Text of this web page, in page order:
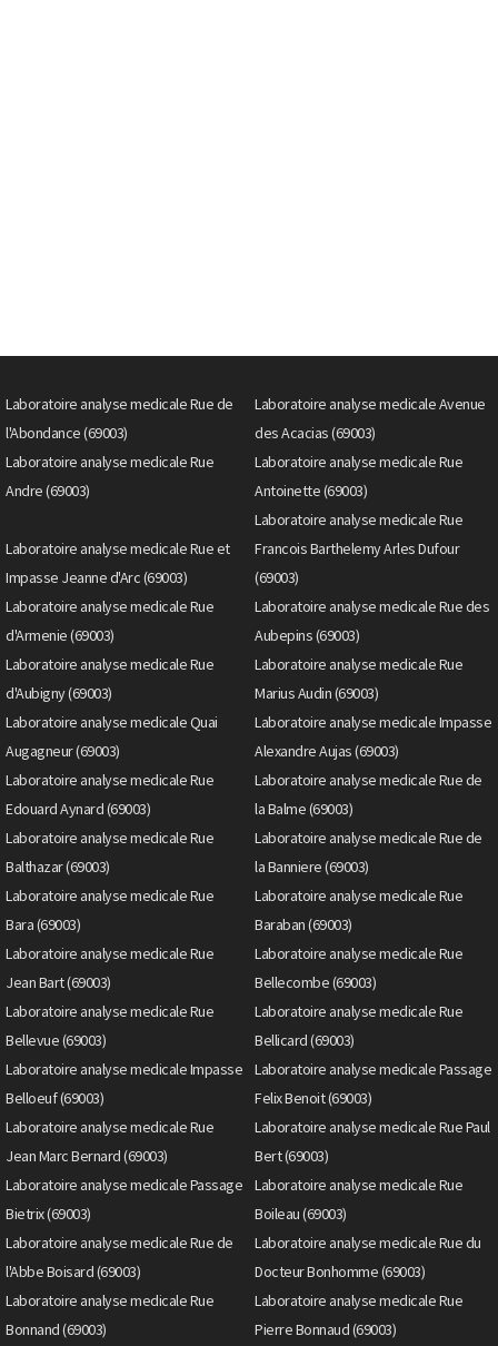
Laboratoire analyse medicale Rue de
l'Abondance (69003)
Laboratoire analyse medicale Avenue
des Acacias (69003)
Laboratoire analyse medicale Rue
Andre (69003)
Laboratoire analyse medicale Rue
Antoinette (69003)
Laboratoire analyse medicale Rue et
Impasse Jeanne d'Arc (69003)
Laboratoire analyse medicale Rue
Francois Barthelemy Arles Dufour
(69003)
Laboratoire analyse medicale Rue
d'Armenie (69003)
Laboratoire analyse medicale Rue des
Aubepins (69003)
Laboratoire analyse medicale Rue
d'Aubigny (69003)
Laboratoire analyse medicale Rue
Marius Audin (69003)
Laboratoire analyse medicale Quai
Augagneur (69003)
Laboratoire analyse medicale Impasse
Alexandre Aujas (69003)
Laboratoire analyse medicale Rue
Edouard Aynard (69003)
Laboratoire analyse medicale Rue de
la Balme (69003)
Laboratoire analyse medicale Rue
Balthazar (69003)
Laboratoire analyse medicale Rue de
la Banniere (69003)
Laboratoire analyse medicale Rue
Bara (69003)
Laboratoire analyse medicale Rue
Baraban (69003)
Laboratoire analyse medicale Rue
Jean Bart (69003)
Laboratoire analyse medicale Rue
Bellecombe (69003)
Laboratoire analyse medicale Rue
Bellevue (69003)
Laboratoire analyse medicale Rue
Bellicard (69003)
Laboratoire analyse medicale Impasse
Belloeuf (69003)
Laboratoire analyse medicale Passage
Felix Benoit (69003)
Laboratoire analyse medicale Rue
Jean Marc Bernard (69003)
Laboratoire analyse medicale Rue Paul
Bert (69003)
Laboratoire analyse medicale Passage
Bietrix (69003)
Laboratoire analyse medicale Rue
Boileau (69003)
Laboratoire analyse medicale Rue de
l'Abbe Boisard (69003)
Laboratoire analyse medicale Rue du
Docteur Bonhomme (69003)
Laboratoire analyse medicale Rue
Bonnand (69003)
Laboratoire analyse medicale Rue
Pierre Bonnaud (69003)